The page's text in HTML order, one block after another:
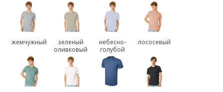
жемчужный
зеленый
оливковый
небесно-
голубой
лососевый